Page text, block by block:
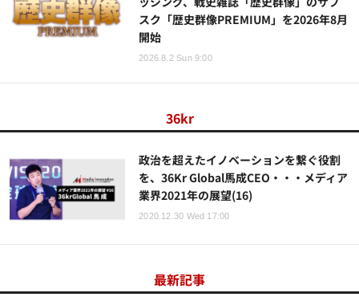
スク「歴史群像PREMIUM」を2026年8月
開始
2026.8.2 Sun 9:00
36kr
政治を超えたイノベーションを繋ぐ役割
を、36Kr Global馬成CEO・・・メディア
業界2021年の展望(16)
2020.12.30 Wed 17:00
最新記事